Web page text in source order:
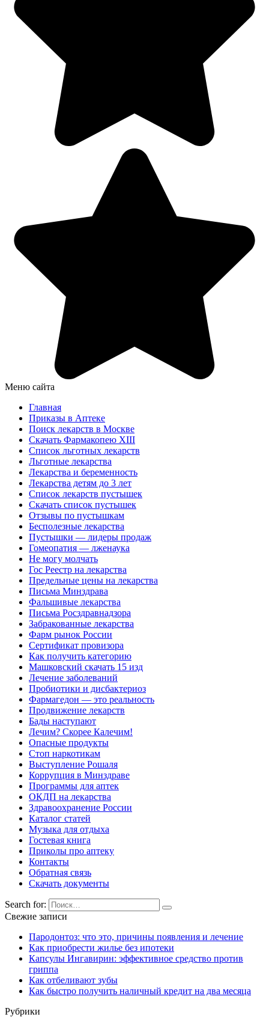
Меню сайта
Главная
Приказы в Аптеке
Поиск лекарств в Москве
Скачать Фармакопею XIII
Список льготных лекарств
Льготные лекарства
Лекарства и беременность
Лекарства детям до 3 лет
Список лекарств пустышек
Скачать список пустышек
Отзывы по пустышкам
Бесполезные лекарства
Пустышки — лидеры продаж
Гомеопатия — лженаука
Не могу молчать
Гос Реестр на лекарства
Предельные цены на лекарства
Письма Минздрава
Фальшивые лекарства
Письма Росздравнадзора
Забракованные лекарства
Фарм рынок России
Сертификат провизора
Как получить категорию
Машковский скачать 15 изд
Лечение заболеваний
Пробиотики и дисбактериоз
Фармагедон — это реальность
Продвижение лекарств
Бады наступают
Лечим? Скорее Калечим!
Опасные продукты
Стоп наркотикам
Выступление Рошаля
Коррупция в Минздраве
Программы для аптек
ОКДП на лекарства
Здравоохранение России
Каталог статей
Музыка для отдыха
Гостевая книга
Приколы про аптеку
Контакты
Обратная связь
Скачать документы
Search for:
Свежие записи
Пародонтоз: что это, причины появления и лечение
Как приобрести жилье без ипотеки
Капсулы Ингавирин: эффективное средство против
гриппа
Как отбеливают зубы
Как быстро получить наличный кредит на два месяца
Рубрики